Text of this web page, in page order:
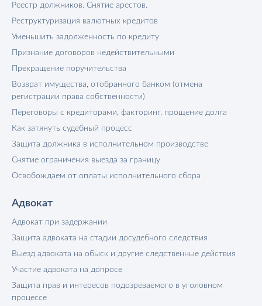
Реестр должников. Снятие арестов.
Реструктуризация валютных кредитов
Уменьшить задолженность по кредиту
Признание договоров недействительными
Прекращение поручительства
Возврат имущества, отобранного банком (отмена
регистрации права собственности)
Переговоры с кредиторами, факторинг, прощение долга
Как затянуть судебный процесс
Защита должника в исполнительном производстве
Снятие ограничения выезда за границу
Освобождаем от оплаты исполнительного сбора
Адвокат
Адвокат при задержании
Защита адвоката на стадии досудебного следствия
Выезд адвоката на обыск и другие следственные действия
Участие адвоката на допросе
Защита прав и интересов подозреваемого в уголовном
процессе